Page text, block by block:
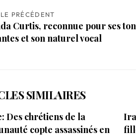
PRÉCÉDENT
Curtis, reconnue pour ses
et son naturel vocal
SIMILAIRES
Des chrétiens de la
copte assassinés en